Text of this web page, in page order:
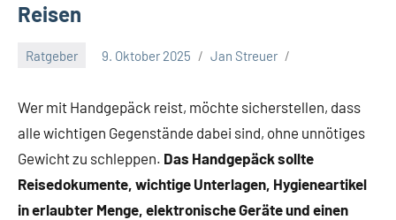
Reisen
Ratgeber 9. Oktober 2025 Jan Streuer
Wer mit Handgepäck reist, möchte sicherstellen, dass
alle wichtigen Gegenstände dabei sind, ohne unnötiges
Gewicht zu schleppen. Das Handgepäck sollte
Reisedokumente, wichtige Unterlagen, Hygieneartikel
in erlaubter Menge, elektronische Geräte und einen